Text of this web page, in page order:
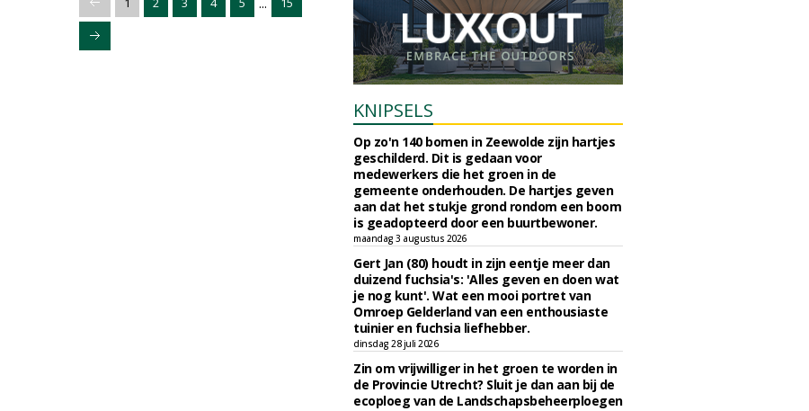
KNIPSELS
Op zo'n 140 bomen in Zeewolde zijn hartjes
geschilderd. Dit is gedaan voor
medewerkers die het groen in de
gemeente onderhouden. De hartjes geven
aan dat het stukje grond rondom een boom
is geadopteerd door een buurtbewoner.
maandag 3 augustus 2026
Gert Jan (80) houdt in zijn eentje meer dan
duizend fuchsia's: 'Alles geven en doen wat
je nog kunt'. Wat een mooi portret van
Omroep Gelderland van een enthousiaste
tuinier en fuchsia liefhebber.
dinsdag 28 juli 2026
Zin om vrijwilliger in het groen te worden in
de Provincie Utrecht? Sluit je dan aan bij de
ecoploeg van de Landschapsbeheerploegen